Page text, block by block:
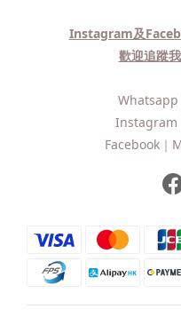
Instagram及
歡迎追蹤
Whatsapp
Instagram
Facebook｜